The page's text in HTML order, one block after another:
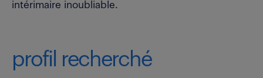
intérimaire inoubliable.
profil recherché